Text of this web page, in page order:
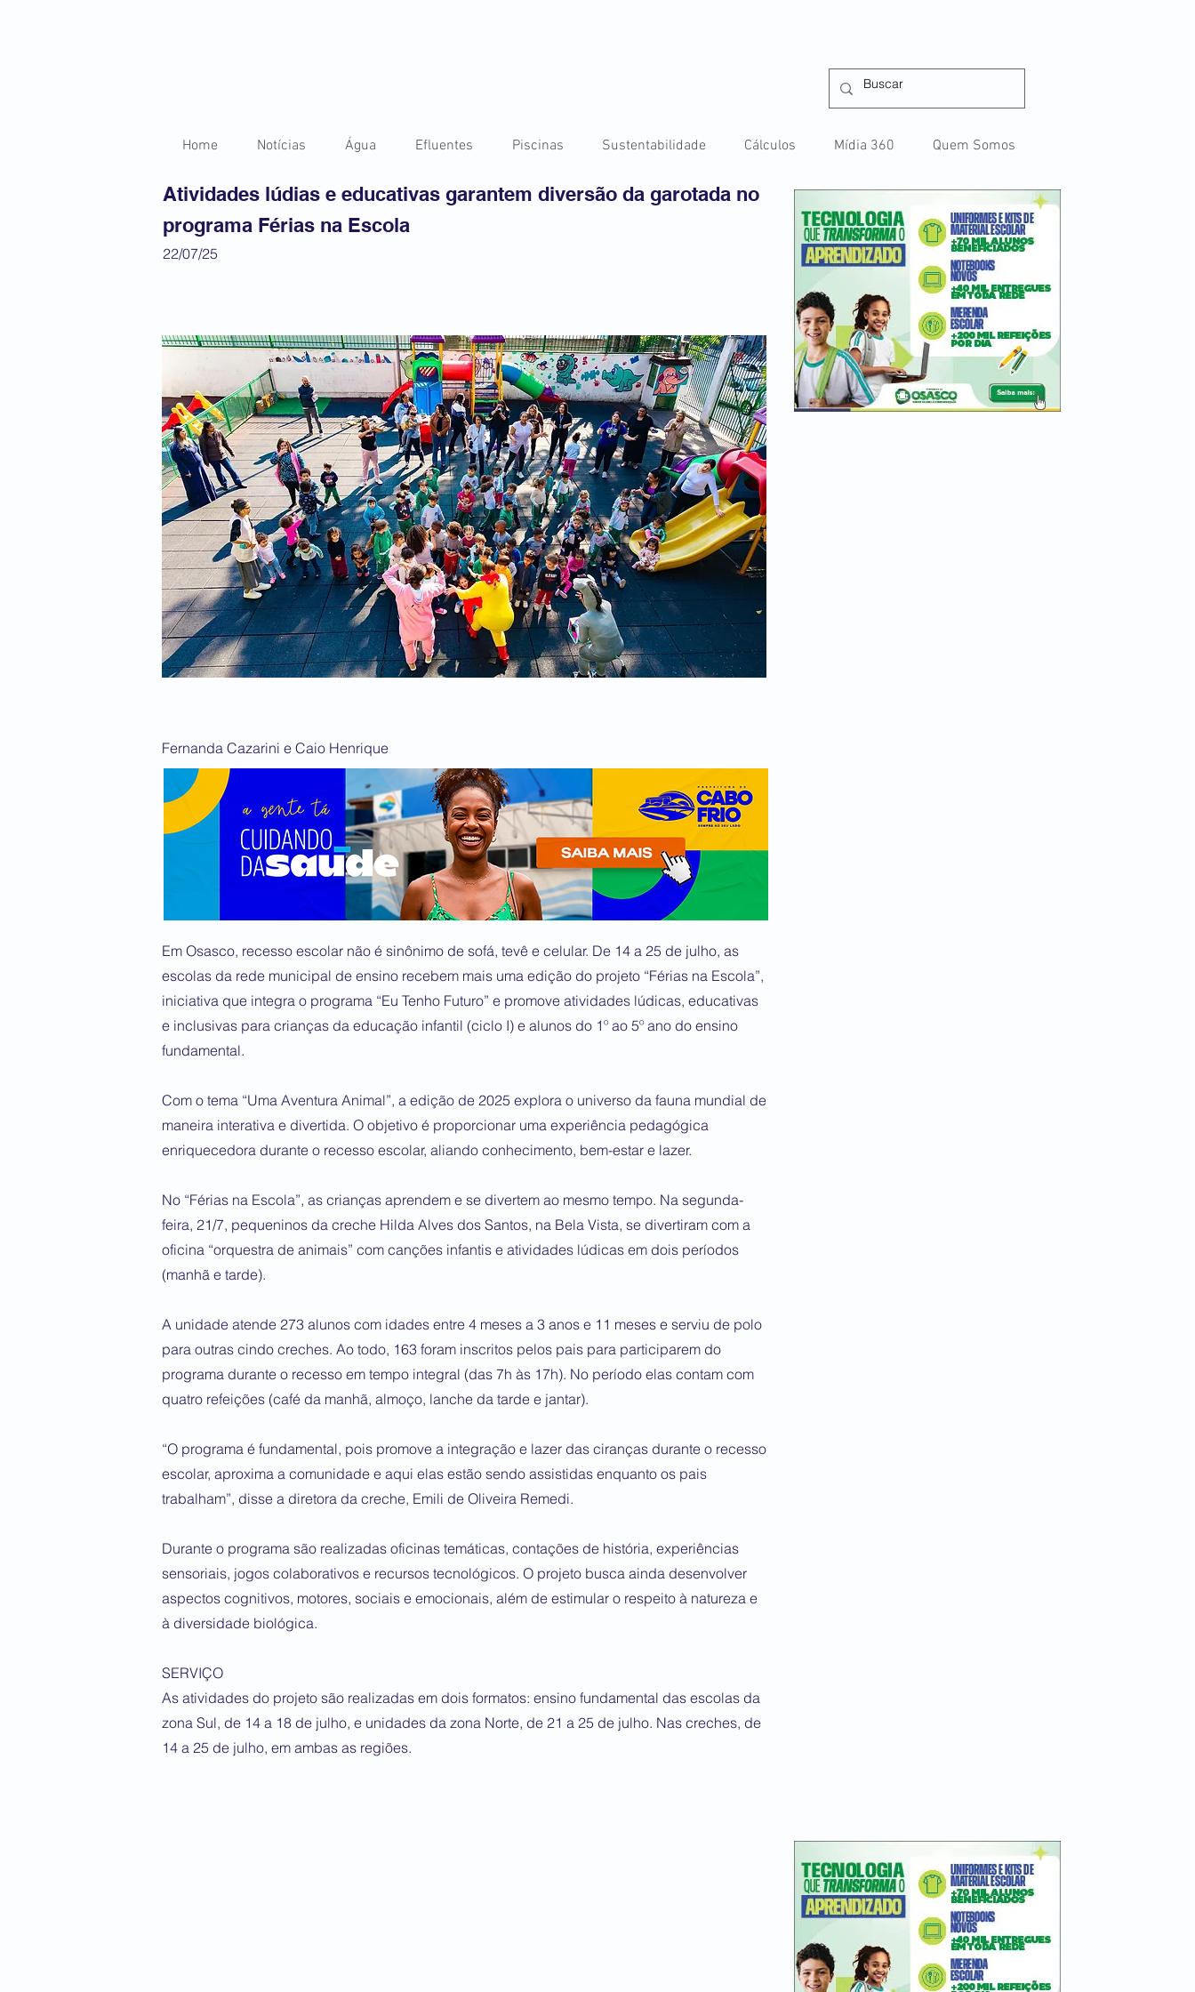
Home Notícias Água Efluentes Piscinas Sustentabilidade Cálculos Mídia 360 Quem Somos
Atividades lúdias e educativas garantem diversão da garotada no
programa Férias na Escola
22/07/25
Fernanda Cazarini e Caio Henrique
Em Osasco, recesso escolar não é sinônimo de sofá, tevê e celular. De 14 a 25 de julho, as
escolas da rede municipal de ensino recebem mais uma edição do projeto “Férias na Escola”,
iniciativa que integra o programa “Eu Tenho Futuro” e promove atividades lúdicas, educativas
e inclusivas para crianças da educação infantil (ciclo I) e alunos do 1º ao 5º ano do ensino
fundamental.
Com o tema “Uma Aventura Animal”, a edição de 2025 explora o universo da fauna mundial de
maneira interativa e divertida. O objetivo é proporcionar uma experiência pedagógica
enriquecedora durante o recesso escolar, aliando conhecimento, bem-estar e lazer.
No “Férias na Escola”, as crianças aprendem e se divertem ao mesmo tempo. Na segunda-
feira, 21/7, pequeninos da creche Hilda Alves dos Santos, na Bela Vista, se divertiram com a
oficina “orquestra de animais” com canções infantis e atividades lúdicas em dois períodos
(manhã e tarde).
A unidade atende 273 alunos com idades entre 4 meses a 3 anos e 11 meses e serviu de polo
para outras cindo creches. Ao todo, 163 foram inscritos pelos pais para participarem do
programa durante o recesso em tempo integral (das 7h às 17h). No período elas contam com
quatro refeições (café da manhã, almoço, lanche da tarde e jantar).
“O programa é fundamental, pois promove a integração e lazer das ciranças durante o recesso
escolar, aproxima a comunidade e aqui elas estão sendo assistidas enquanto os pais
trabalham”, disse a diretora da creche, Emili de Oliveira Remedi.
Durante o programa são realizadas oficinas temáticas, contações de história, experiências
sensoriais, jogos colaborativos e recursos tecnológicos. O projeto busca ainda desenvolver
aspectos cognitivos, motores, sociais e emocionais, além de estimular o respeito à natureza e
à diversidade biológica.
SERVIÇO
As atividades do projeto são realizadas em dois formatos: ensino fundamental das escolas da
zona Sul, de 14 a 18 de julho, e unidades da zona Norte, de 21 a 25 de julho. Nas creches, de
14 a 25 de julho, em ambas as regiões.